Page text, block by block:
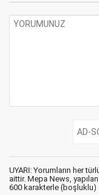
UYARI: Yorumların her
aittir. Mepa News,
600 karakterle (boşluklu)